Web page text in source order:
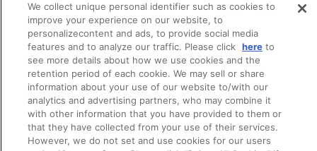
済」、「Pay-easy（ペイジー）」、「WEB・スマホ決済」のみと
なります。
※メール受信設定を行っているお客様につきましては、必ず
[@bnfw.co.jp]のドメイン指定受信の設定をお願いいたします。
(受信許可の設定を行わないとメールが「迷惑メールフォル
ダ」に入る場合や届かない場合がございます。)
※決済方法「カード決済」を選択時は、2026年1月1日（木）以
降に決済処理を実施いたします。
ただし、早期に商品の準備数に達した場合は、同締切日より
前に決済をさせていただく場合がございます。あらかじめご了承く
ださい。
プライバシーオプション 会社概要
ご利用ガイド サイトマップ お問い合わせ 推奨環境
Do Not Sell or Share My Personal Information
会員メニュー
ログイン 会員規約 新規会員登録
その他のご案内
バンダイナムコフィルムワークス
We collect unique personal identifier such as cookies to
improve your experience on our website, to
personalizecontent and ads, to provide social media
features and to analyze our traffic. Please click hereto
see more details about how we use cookies and the
retention period of each cookie. We may sell or share
information about your use of our website to/with our
analytics and advertising partners, who may combine it
with other information that you have provided to them or
that they have collected from your use of their services.
However, we do not set and use cookies for our users